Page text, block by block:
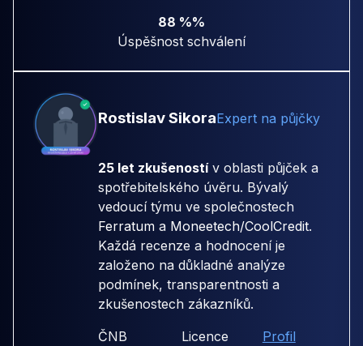
88 %%
Úspěšnost schválení
Rostislav SikoraExpert na půjčky
25 let zkušenostív oblasti půjček a
spotřebitelského úvěru. Bývalý
vedoucí týmu ve společnostech
Ferratum a Moneetech/CoolCredit.
Každá recenze a hodnocení je
založeno na důkladné analýze
podmínek, transparentnosti a
zkušenostech zákazníků.
ČNB
Licence
Profil